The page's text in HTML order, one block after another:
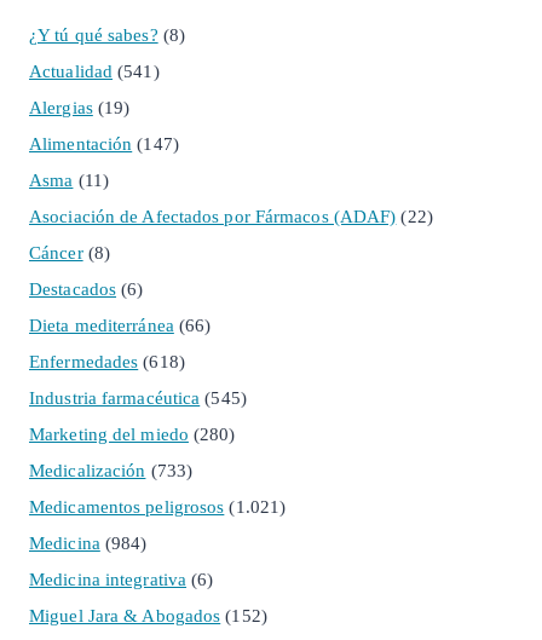
¿Y tú qué sabes? (8)
Actualidad (541)
Alergias(19)
Alimentación (147)
Asma (11)
Asociación de Afectados por Fármacos (ADAF) (22)
Cáncer(8)
Destacados (6)
Dieta mediterránea (66)
Enfermedades (618)
Industria farmacéutica (545)
Marketing del miedo (280)
Medicalización (733)
Medicamentos peligrosos (1.021)
Medicina (984)
Medicina integrativa (6)
Miguel Jara & Abogados (152)